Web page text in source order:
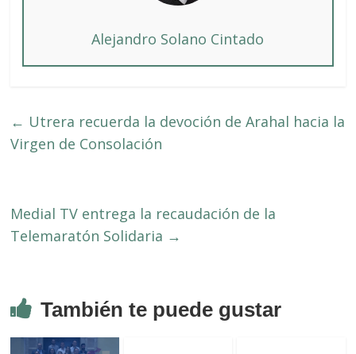
Alejandro Solano Cintado
← Utrera recuerda la devoción de Arahal hacia la
Virgen de Consolación
Medial TV entrega la recaudación de la
Telemaratón Solidaria →
También te puede gustar